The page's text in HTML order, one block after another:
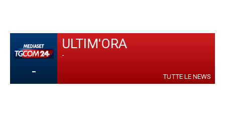
-
ULTIM'ORA
-
TUTTE LE NEWS